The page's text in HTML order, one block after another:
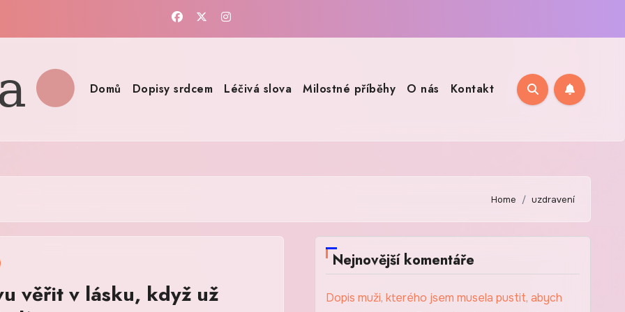
Domů Dopisy srdcem Léčivá slova Milostné příběhy O nás Kontakt
Home uzdravení
věřit v lásku, když už
Nejnovější komentáře
Dopis muži, kterého jsem musela pustit, abych